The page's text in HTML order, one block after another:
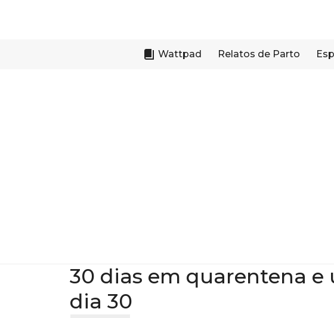
Wattpad
Relatos de Parto
30 dias em quarentena e
dia 30